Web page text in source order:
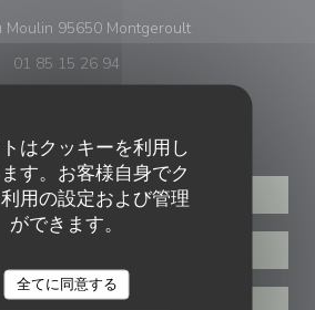
はクッキーを利用し
す。お客様自身でク
用の設定および管理
ができます。
全てに同意する
Moulin 95650 Montgeroult((新しいウィンド
01 85 15 26 94
予約
バウチャー